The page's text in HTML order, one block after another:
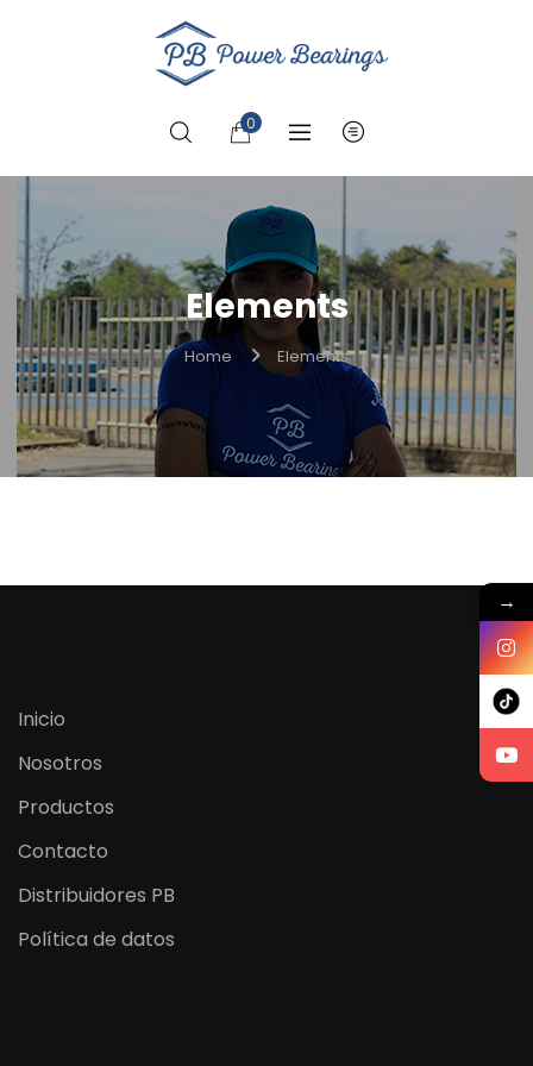
0
Elements
Home Elements
Inicio
Nosotros
Productos
Contacto
Distribuidores PB
Política de datos
→